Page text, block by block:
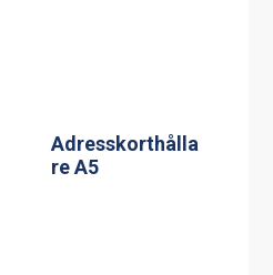
l
kylplatta